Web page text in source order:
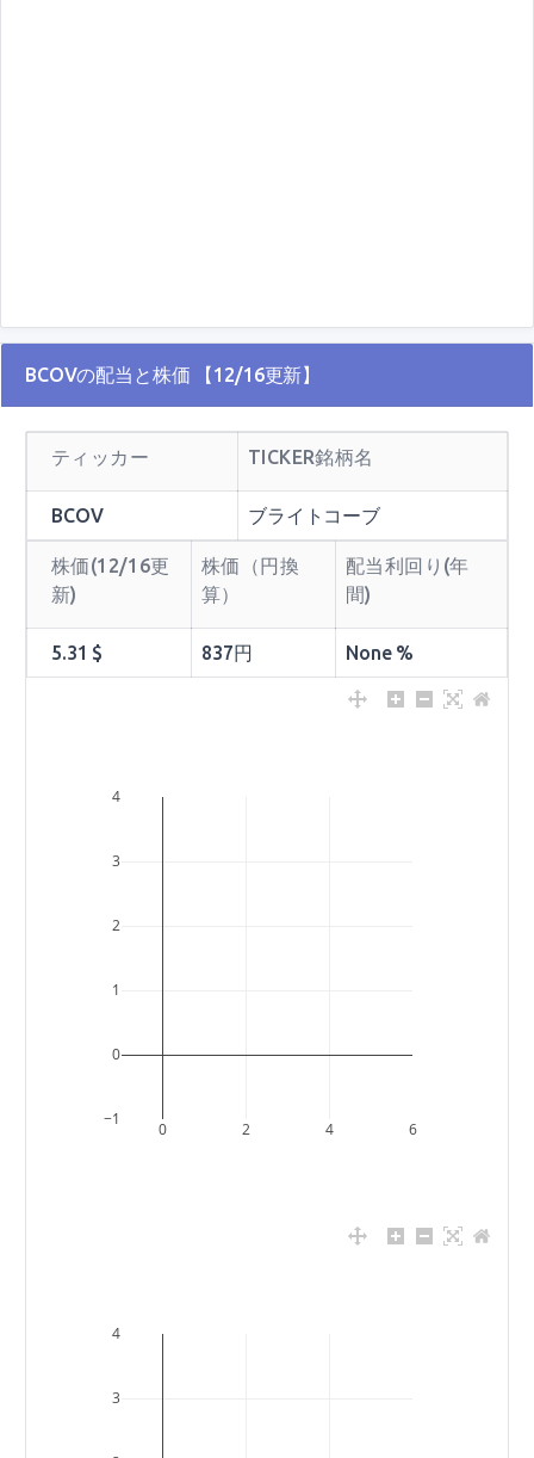
BCOVの配当と株価 【12/16更新】
ティッカー TICKER銘柄名
BCOV ブライトコーブ
株価(12/16更
新)
株価（円換
算）
配当利回り(年
間)
5.31 $ 837円 None %
0 2 4 6
−1
0
1
2
3
4
3
4